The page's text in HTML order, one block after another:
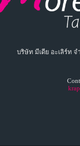
บริษัท มีเดีย อะเลิร์ท จ